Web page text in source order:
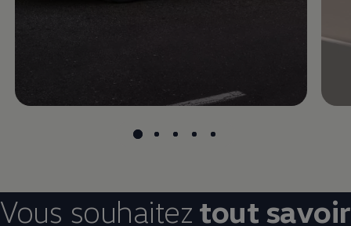
Vous souhaitez tout savoir